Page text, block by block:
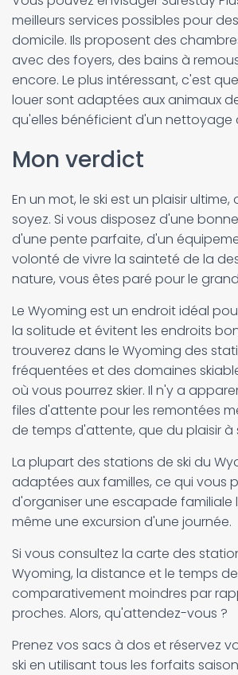
meilleurs services possibles pour
domicile. Ils proposent des
avec des foyers, des bains à
encore. Le plus intéressant, c'est
louer sont adaptées aux animaux
qu'elles bénéficient d'un nettoyage
Mon verdict
En un mot, le ski est un plaisir
soyez. Si vous disposez d'une
d'une pente parfaite, d'un
volonté de vivre la sainteté de la
nature, vous êtes paré pour le
Le Wyoming est un endroit idéal
la solitude et évitent les endroits
trouverez dans le Wyoming des
fréquentées et des domaines
où vous pourrez skier. Il n'y a
files d'attente pour les remontées
de temps d'attente, que du plaisir à
La plupart des stations de ski du
adaptées aux familles, ce qui vous
d'organiser une escapade familiale
même une excursion d'une journée.
Si vous consultez la carte des
Wyoming, la distance et le temps
comparativement moindres par
proches. Alors, qu'attendez-vous ?
Prenez vos sacs à dos et réservez
ski en utilisant tous les forfaits